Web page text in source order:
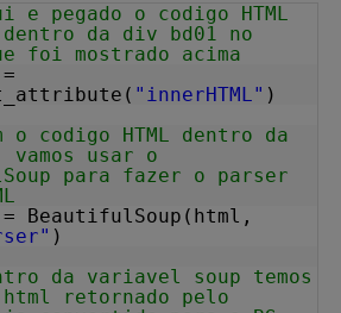
e pegado o codigo HTML
da div bd01 no
foi mostrado acima
"innerHTML" )
o codigo HTML dentro da
usar o
para fazer o parser
= BeautifulSoup(html,
)
da variavel soup temos
retornado pelo